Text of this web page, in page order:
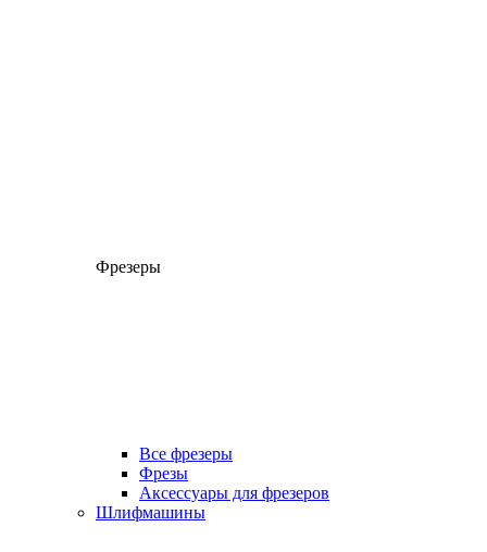
Фрезеры
Все фрезеры
Фрезы
Аксессуары для фрезеров
Шлифмашины